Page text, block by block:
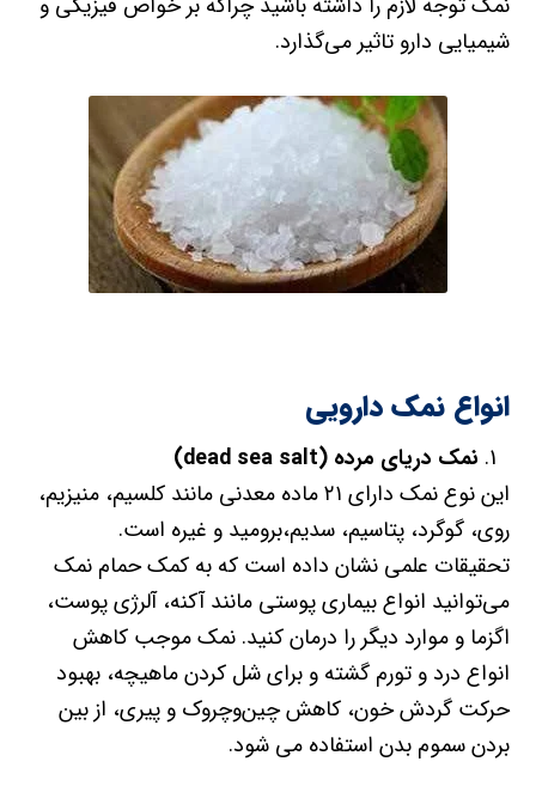
شیمیایی دارو تاثیر می‌گذارد.
انواع نمک دارویی
نمک دریای مرده (dead sea salt)
این نوع نمک دارای ۲۱ ماده معدنی مانند کلسیم، منیزیم،
روی، گوگرد، پتاسیم، سدیم،برومید و غیره است.
تحقیقات علمی نشان داده است که به کمک حمام نمک
می‌توانید انواع بیماری پوستی مانند آکنه، آلرژی پوست،
اگزما و موارد دیگر را درمان کنید. نمک موجب کاهش
انواع درد و تورم گشته و برای شل کردن ماهیچه، بهبود
حرکت گردش خون، کاهش چین‌و‌چروک و پیری، از بین
بردن سموم بدن استفاده می شود.